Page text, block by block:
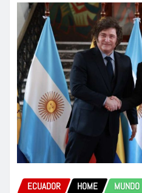
ECUADOR HOME MUNDO